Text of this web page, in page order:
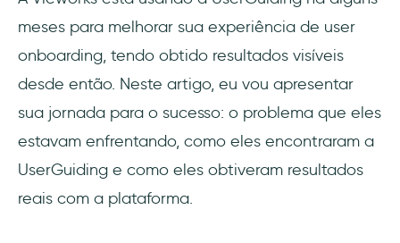
meses para melhorar sua experiência de user
onboarding, tendo obtido resultados visíveis
desde então. Neste artigo, eu vou apresentar
sua jornada para o sucesso: o problema que eles
estavam enfrentando, como eles encontraram a
UserGuiding e como eles obtiveram resultados
reais com a plataforma.